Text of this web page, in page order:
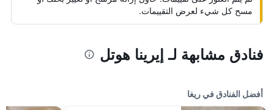
مسح كل شيء لعرض التقييمات.
فنادق مشابهة لـ إيرينا هوتل
أفضل الفنادق في ريغا